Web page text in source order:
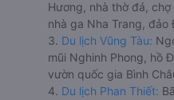
Hương, nhà thờ đá, chợ
nhà ga Nha Trang, đảo
3. Du lịch Vũng Tàu:
mũi Nghinh Phong, hồ
vườn quốc gia Bình
4. Du lịch Phan Thiết: